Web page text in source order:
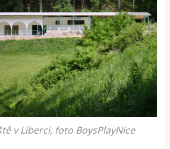
v Liberci, foto BoysPlayNice